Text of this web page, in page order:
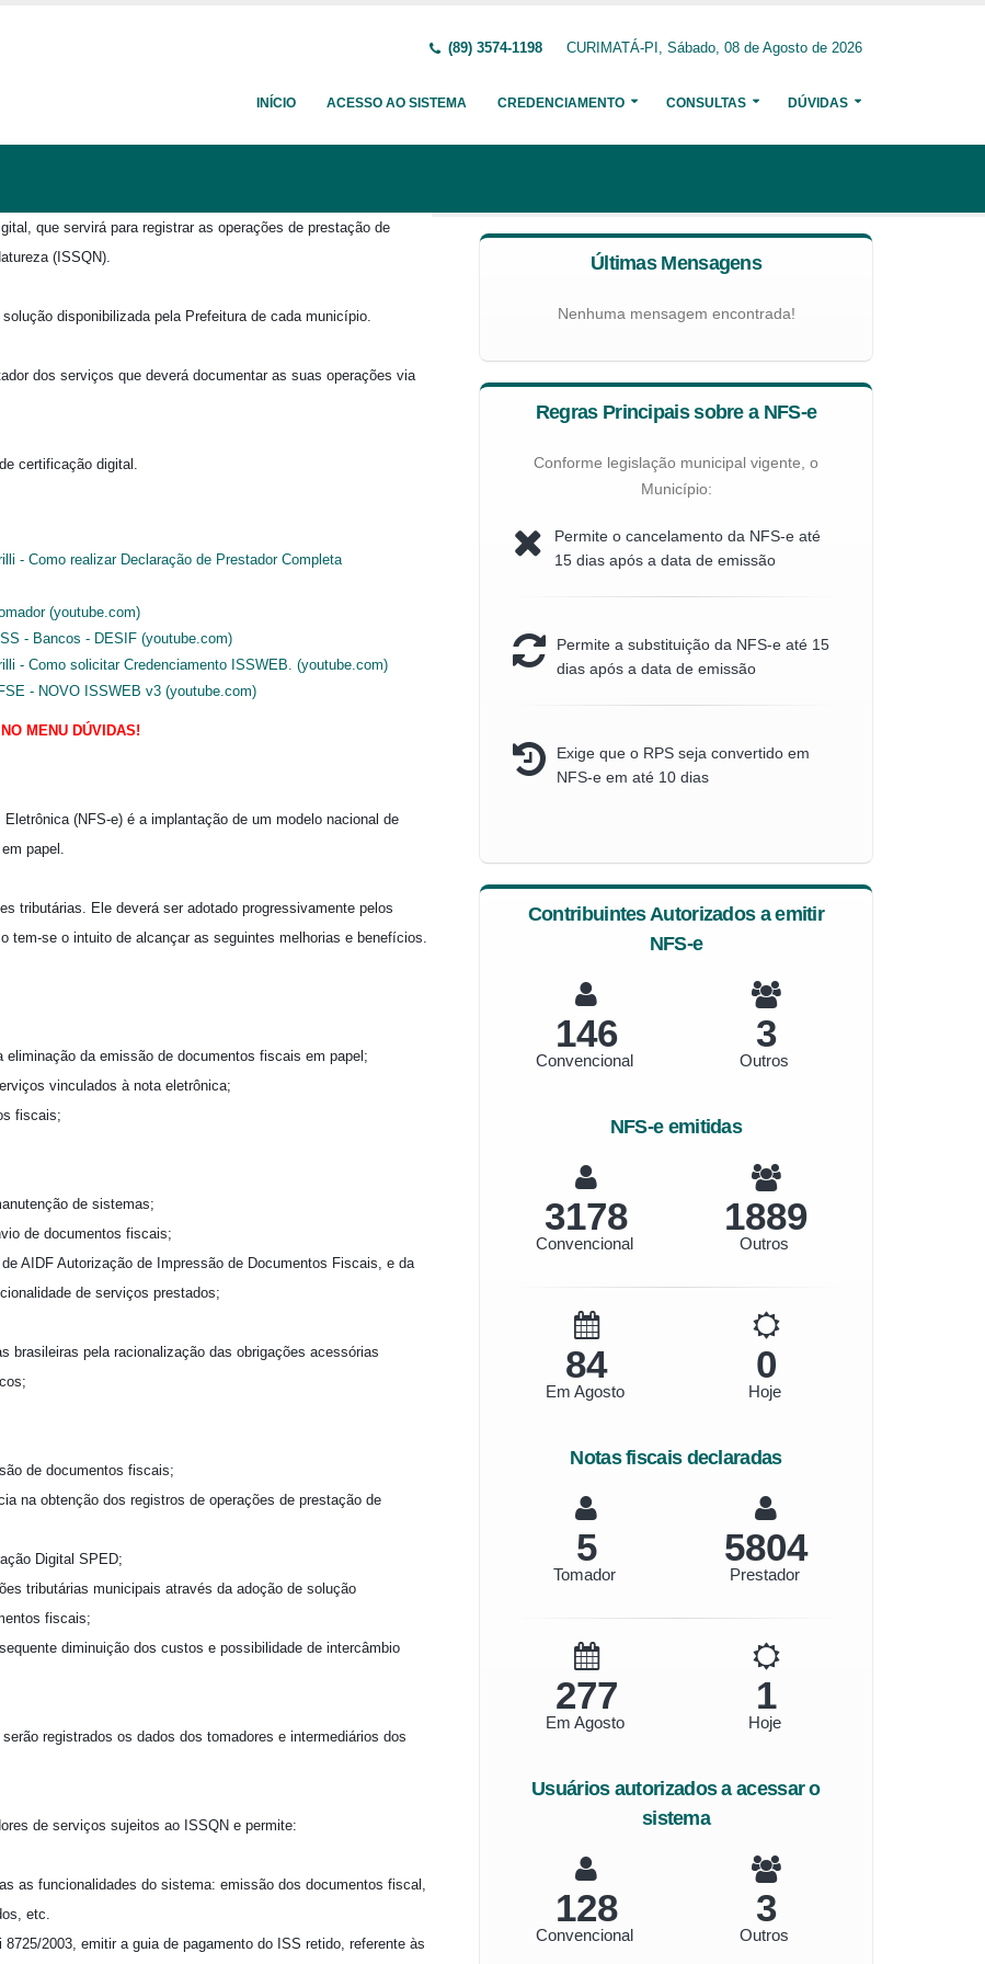
(89) 3574-1198 CURIMATÁ-PI, Sábado, 08 de Agosto de 2026
INÍCIO ACESSO AO SISTEMA CREDENCIAMENTO CONSULTAS DÚVIDAS
que servirá para registrar as operações de prestação de
(ISSQN).
disponibilizada pela Prefeitura de cada município.
dos serviços que deverá documentar as suas operações via
certificação digital.
- Como realizar Declaração de Prestador Completa
(youtube.com)
- Bancos - DESIF (youtube.com)
- Como solicitar Credenciamento ISSWEB. (youtube.com)
- NOVO ISSWEB v3 (youtube.com)
MENU DÚVIDAS!
(NFS-e) é a implantação de um modelo nacional de
papel.
tributárias. Ele deverá ser adotado progressivamente pelos
tem-se o intuito de alcançar as seguintes melhorias e benefícios.
da emissão de documentos fiscais em papel;
vinculados à nota eletrônica;
fiscais;
de sistemas;
de documentos fiscais;
AIDF Autorização de Impressão de Documentos Fiscais, e da
de serviços prestados;
brasileiras pela racionalização das obrigações acessórias
de documentos fiscais;
na obtenção dos registros de operações de prestação de
Digital SPED;
tributárias municipais através da adoção de solução
fiscais;
diminuição dos custos e possibilidade de intercâmbio
registrados os dados dos tomadores e intermediários dos
de serviços sujeitos ao ISSQN e permite:
as funcionalidades do sistema: emissão dos documentos fiscal,
etc.
2003, emitir a guia de pagamento do ISS retido, referente às
Últimas Mensagens
Nenhuma mensagem encontrada!
Regras Principais sobre a NFS-e
Conforme legislação municipal vigente, o
Município:
Permite o cancelamento da NFS-e até
15 dias após a data de emissão
Permite a substituição da NFS-e até 15
dias após a data de emissão
Exige que o RPS seja convertido em
NFS-e em até 10 dias
Contribuintes Autorizados a emitir
NFS-e
146
Convencional
3
Outros
NFS-e emitidas
3545
Convencional
2107
Outros
94
Em Agosto
0
Hoje
Notas fiscais declaradas
6
Tomador
6474
Prestador
309
Em Agosto
1
Hoje
Usuários autorizados a acessar o
sistema
143
Convencional
3
Outros